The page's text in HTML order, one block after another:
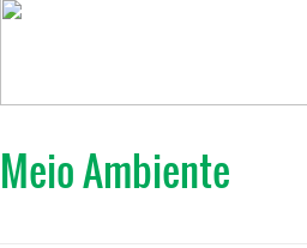
Meio Ambiente